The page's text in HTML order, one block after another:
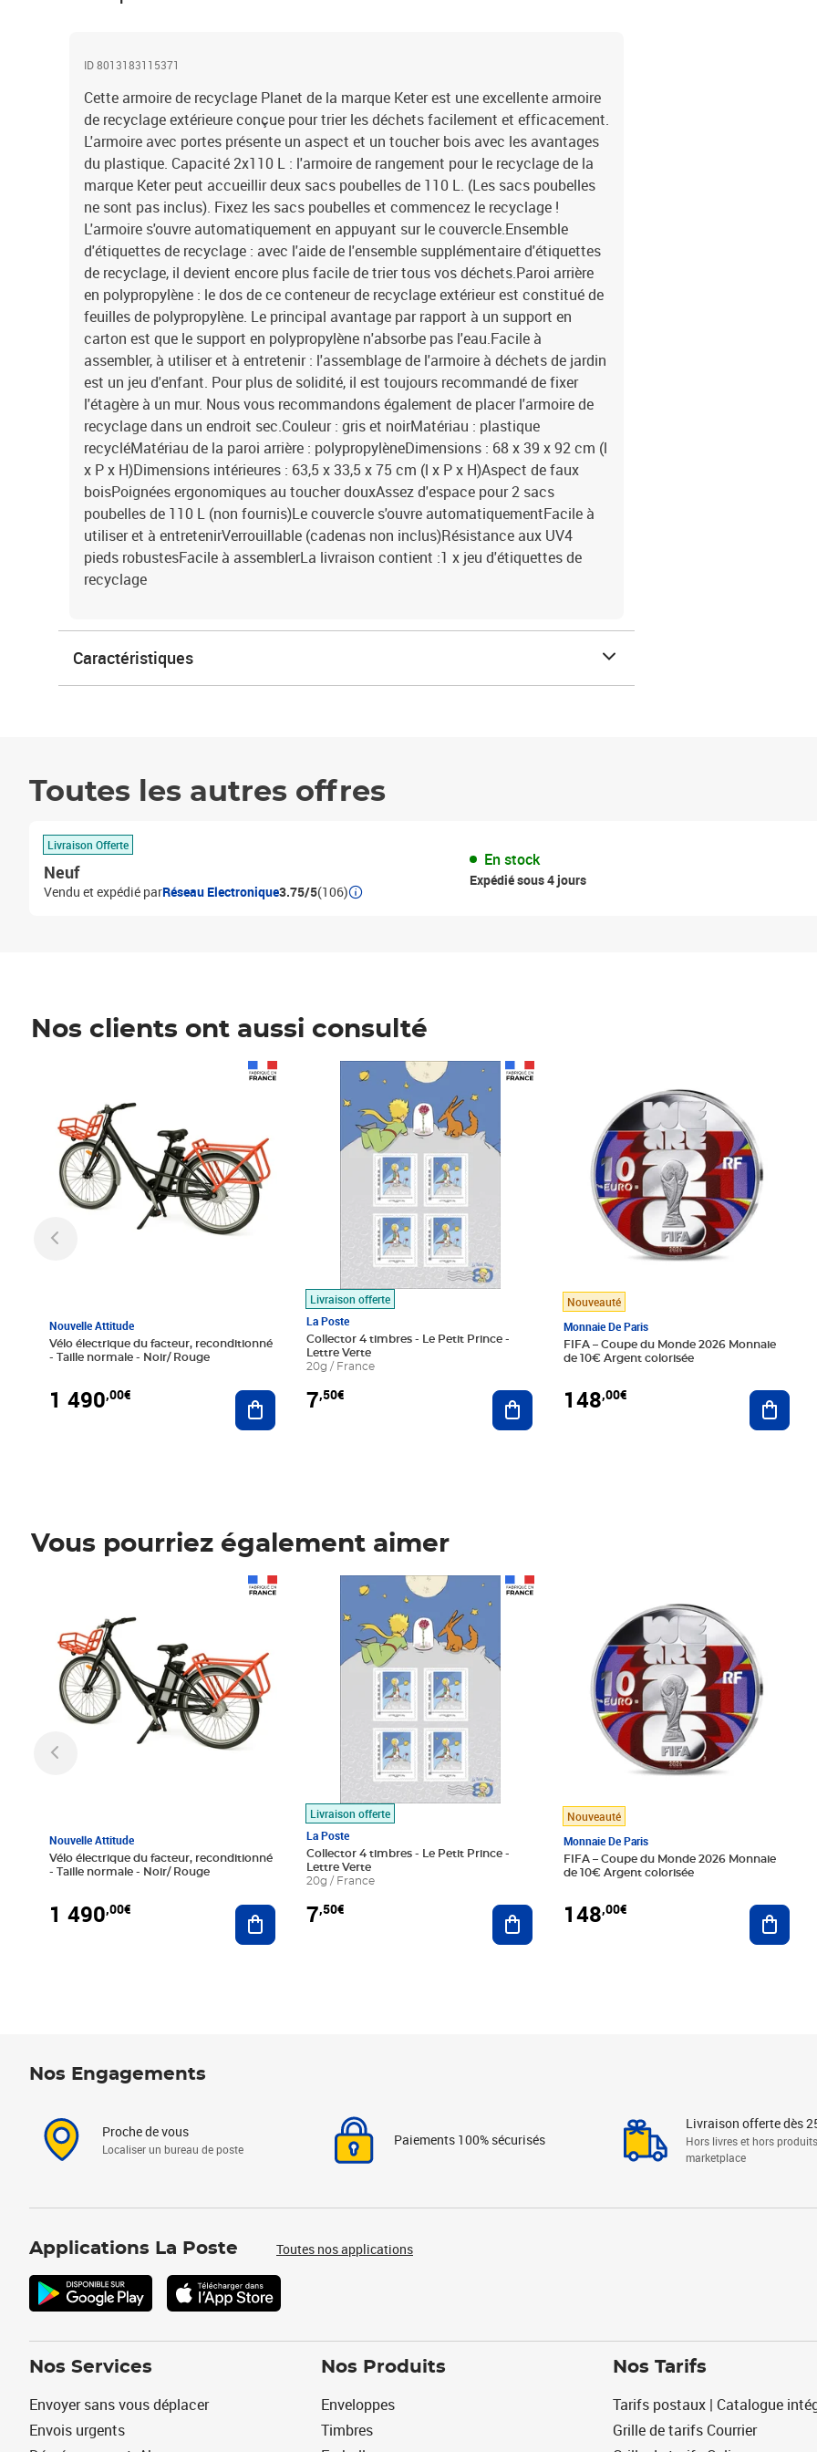
ID 8013183115371
Cette armoire de recyclage Planet de la marque Keter est une excellente armoire
de recyclage extérieure conçue pour trier les déchets facilement et efficacement.
L'armoire avec portes présente un aspect et un toucher bois avec les avantages
du plastique. Capacité 2x110 L : l'armoire de rangement pour le recyclage de la
marque Keter peut accueillir deux sacs poubelles de 110 L. (Les sacs poubelles
ne sont pas inclus). Fixez les sacs poubelles et commencez le recyclage !
L'armoire s'ouvre automatiquement en appuyant sur le couvercle.Ensemble
d'étiquettes de recyclage : avec l'aide de l'ensemble supplémentaire d'étiquettes
de recyclage, il devient encore plus facile de trier tous vos déchets.Paroi arrière
en polypropylène : le dos de ce conteneur de recyclage extérieur est constitué de
feuilles de polypropylène. Le principal avantage par rapport à un support en
carton est que le support en polypropylène n'absorbe pas l'eau.Facile à
assembler, à utiliser et à entretenir : l'assemblage de l'armoire à déchets de jardin
est un jeu d'enfant. Pour plus de solidité, il est toujours recommandé de fixer
l'étagère à un mur. Nous vous recommandons également de placer l'armoire de
recyclage dans un endroit sec.Couleur : gris et noirMatériau : plastique
recycléMatériau de la paroi arrière : polypropylèneDimensions : 68 x 39 x 92 cm (l
x P x H)Dimensions intérieures : 63,5 x 33,5 x 75 cm (l x P x H)Aspect de faux
boisPoignées ergonomiques au toucher douxAssez d'espace pour 2 sacs
poubelles de 110 L (non fournis)Le couvercle s'ouvre automatiquementFacile à
utiliser et à entretenirVerrouillable (cadenas non inclus)Résistance aux UV4
pieds robustesFacile à assemblerLa livraison contient :1 x jeu d'étiquettes de
recyclage
Caractéristiques
Toutes les autres offres
Livraison Offerte
Neuf
Vendu et expédié parRéseau Electronique3.75/5(106)
En stock
Expédié sous 4 jours
Nos clients ont aussi consulté
Nouvelle Attitude
Vélo électrique du facteur, reconditionné
- Taille normale - Noir/ Rouge
1 490,00€ Ajouter au panier
Livraison offerte
La Poste
Collector 4 timbres - Le Petit Prince -
Lettre Verte
20g / France
7,50€
Prix 7,50€
Ajouter au panier
Nouveauté
Monnaie De Paris
FIFA – Coupe du Monde 2026 Monnaie
de 10€ Argent colorisée
148,00€
Vous pourriez également aimer
Nouvelle Attitude
Vélo électrique du facteur, reconditionné
- Taille normale - Noir/ Rouge
1 490,00€ Ajouter au panier
Livraison offerte
La Poste
Collector 4 timbres - Le Petit Prince -
Lettre Verte
20g / France
7,50€
Prix 7,50€
Ajouter au panier
Nouveauté
Monnaie De Paris
FIFA – Coupe du Monde 2026 Monnaie
de 10€ Argent colorisée
148,00€
Nos Engagements
Proche de vous
Localiser un bureau de poste
Paiements 100% sécurisés
Livraison offerte dès
Hors livres et hors produits
marketplace
Applications La Poste Toutes nos applications
Nos Services
Envoyer sans vous déplacer
Envois urgents
Nos Produits
Enveloppes
Timbres
Nos Tarifs
Tarifs postaux | Catalogue
Grille de tarifs Courrier